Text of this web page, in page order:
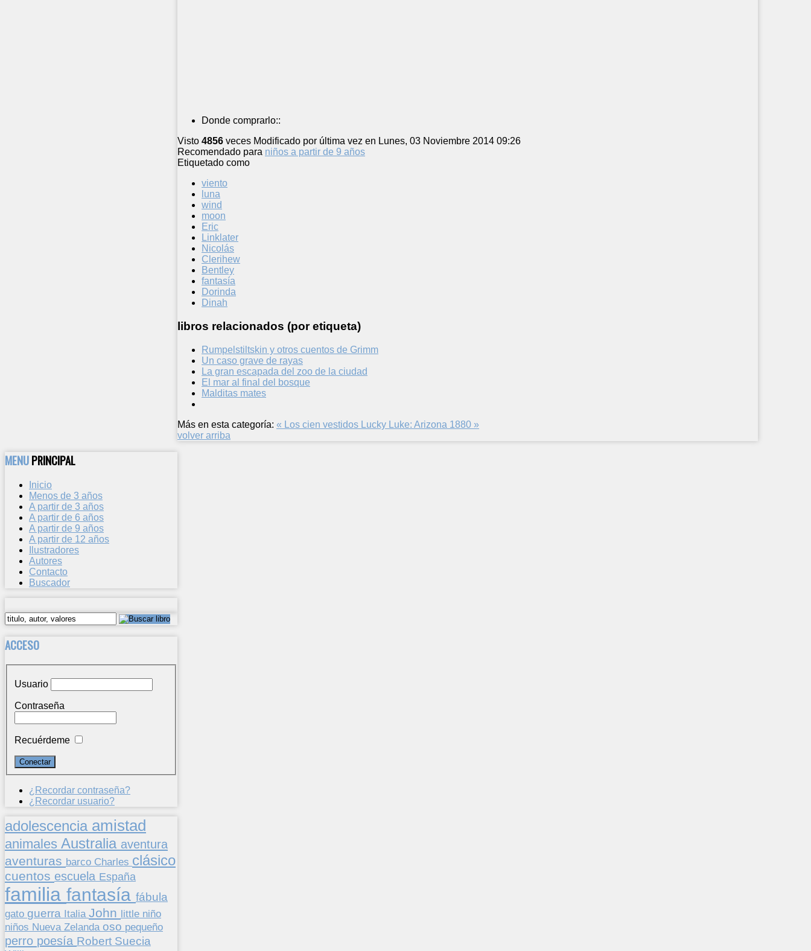
Donde comprarlo::
Visto 4856 veces Modificado por última vez en Lunes, 03 Noviembre 2014 09:26
Recomendado para niños a partir de 9 años
Etiquetado como
viento
luna
wind
moon
Eric
Linklater
Nicolás
Clerihew
Bentley
fantasía
Dorinda
Dinah
libros relacionados (por etiqueta)
Rumpelstiltskin y otros cuentos de Grimm
Un caso grave de rayas
La gran escapada del zoo de la ciudad
El mar al final del bosque
Malditas mates
Más en esta categoría: « Los cien vestidos Lucky Luke: Arizona 1880 »
volver arriba
MENUPRINCIPAL
Inicio
Menos de 3 años
A partir de 3 años
A partir de 6 años
A partir de 9 años
A partir de 12 años
Ilustradores
Autores
Contacto
Buscador
ACCESO
Usuario
Contraseña
Recuérdeme
¿Recordar contraseña?
¿Recordar usuario?
adolescencia amistad
animales Australia aventura
aventuras barco Charles clásico
cuentos escuela España
familia fantasía fábula
gato guerra Italia John little niño
niños Nueva Zelanda oso pequeño
perro poesía Robert Suecia